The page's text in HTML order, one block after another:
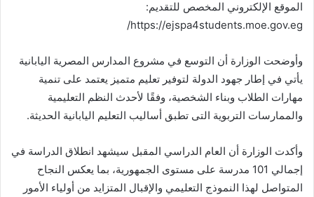
الموقع الإلكتروني المخصص للتقديم:
https://ejspa4students.moe.gov.eg/
وأوضحت الوزارة أن التوسع في مشروع المدارس المصرية اليابانية
يأتي في إطار جهود الدولة لتوفير تعليم متميز يعتمد على تنمية
مهارات الطلاب وبناء الشخصية، وفقًا لأحدث النظم التعليمية
والممارسات التربوية التى تطبق أساليب التعليم اليابانية الحديثة.
وأكدت الوزارة أن العام الدراسي المقبل سيشهد انطلاق الدراسة في
إجمالي 101 مدرسة على مستوى الجمهورية، بما يعكس النجاح
المتواصل لهذا النموذج التعليمي والإقبال المتزايد من أولياء الأمور